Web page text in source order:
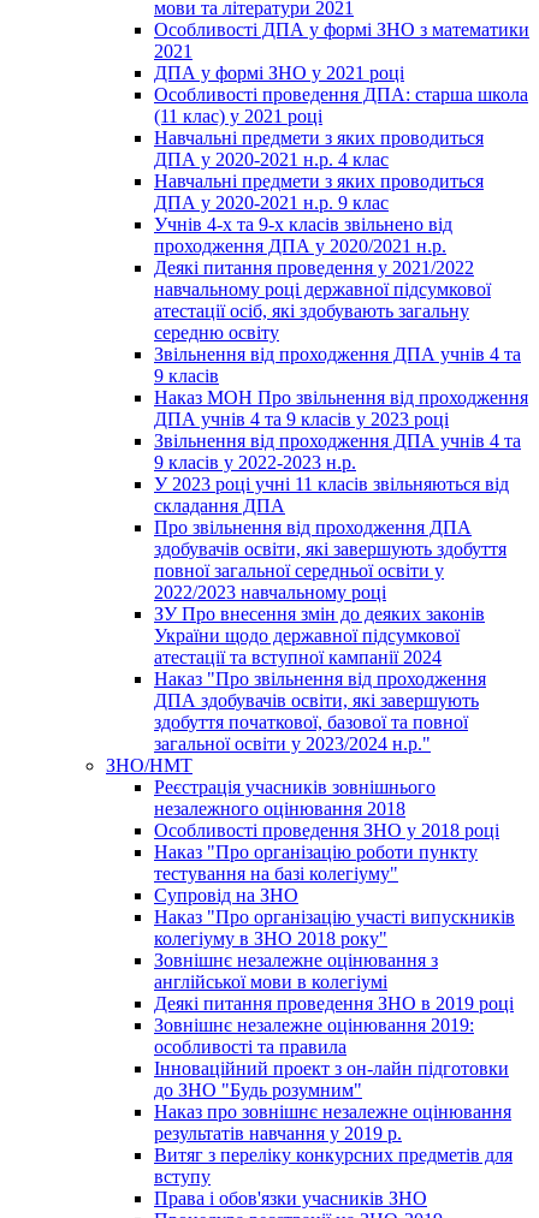
мови та літератури 2021
Особливості ДПА у формі ЗНО з математики
2021
ДПА у формі ЗНО у 2021 році
Особливості проведення ДПА: старша школа
(11 клас) у 2021 році
Навчальні предмети з яких проводиться
ДПА у 2020-2021 н.р. 4 клас
Навчальні предмети з яких проводиться
ДПА у 2020-2021 н.р. 9 клас
Учнів 4-х та 9-х класів звільнено від
проходження ДПА у 2020/2021 н.р.
Деякі питання проведення у 2021/2022
навчальному році державної підсумкової
атестації осіб, які здобувають загальну
середню освіту
Звільнення від проходження ДПА учнів 4 та
9 класів
Наказ МОН Про звільнення від проходження
ДПА учнів 4 та 9 класів у 2023 році
Звільнення від проходження ДПА учнів 4 та
9 класів у 2022-2023 н.р.
У 2023 році учні 11 класів звільняються від
складання ДПА
Про звільнення від проходження ДПА
здобувачів освіти, які завершують здобуття
повної загальної середньої освіти у
2022/2023 навчальному році
ЗУ Про внесення змін до деяких законів
України щодо державної підсумкової
атестації та вступної кампанії 2024
Наказ "Про звільнення від проходження
ДПА здобувачів освіти, які завершують
здобуття початкової, базової та повної
загальної освіти у 2023/2024 н.р."
ЗНО/НМТ
Реєстрація учасників зовнішнього
незалежного оцінювання 2018
Особливості проведення ЗНО у 2018 році
Наказ "Про організацію роботи пункту
тестування на базі колегіуму"
Супровід на ЗНО
Наказ "Про організацію участі випускників
колегіуму в ЗНО 2018 року"
Зовнішнє незалежне оцінювання з
англійської мови в колегіумі
Деякі питання проведення ЗНО в 2019 році
Зовнішнє незалежне оцінювання 2019:
особливості та правила
Інноваційний проект з он-лайн підготовки
до ЗНО "Будь розумним"
Наказ про зовнішнє незалежне оцінювання
результатів навчання у 2019 р.
Витяг з переліку конкурсних предметів для
вступу
Права і обов'язки учасників ЗНО